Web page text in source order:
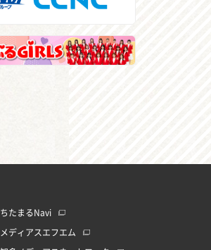
ちたまるNavi
メディアスエフエム